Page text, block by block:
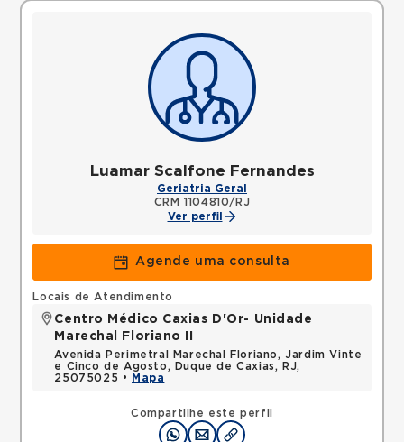
Luamar Scalfone Fernandes
Geriatria Geral
CRM 1104810/RJ
Ver perfil
Agende uma consulta
Compartilhe este perfil
Locais de Atendimento
Centro Médico Caxias D'Or- Unidade
Marechal Floriano II
Avenida Perimetral Marechal Floriano, Jardim Vinte
e Cinco de Agosto, Duque de Caxias, RJ,
25075025 •
Mapa